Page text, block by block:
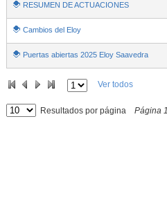
RESUMEN DE ACTUACIONES
Cambios del Eloy
Puertas abiertas 2025 Eloy Saavedra
Ver todos
Resultados por página Página 1